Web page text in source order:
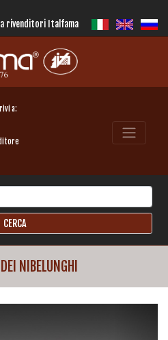
rivenditori Italfama
a:
NIBELUNGHI